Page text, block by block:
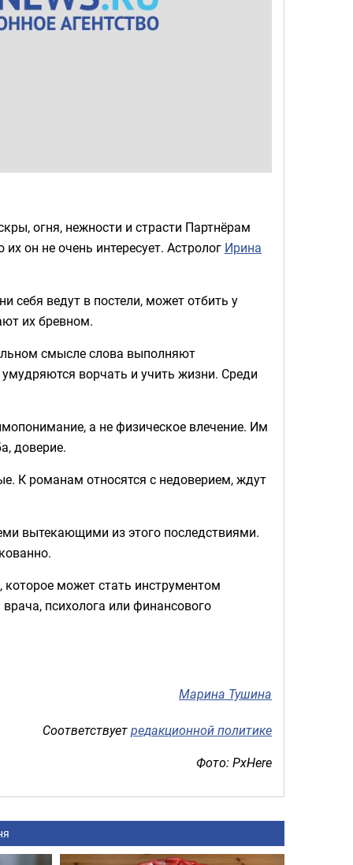
огня, нежности и страсти Партнёрам
он не очень интересует. Астролог Ирина
себя ведут в постели, может отбить у
их бревном.
смысле слова выполняют
ворчать и учить жизни. Среди
а не физическое влечение. Им
доверие.
К романам относятся с недоверием, ждут
вытекающими из этого последствиями.
может стать инструментом
психолога или финансового
Марина Тушина
Соответствуетредакционной политике
Фото: PxHere